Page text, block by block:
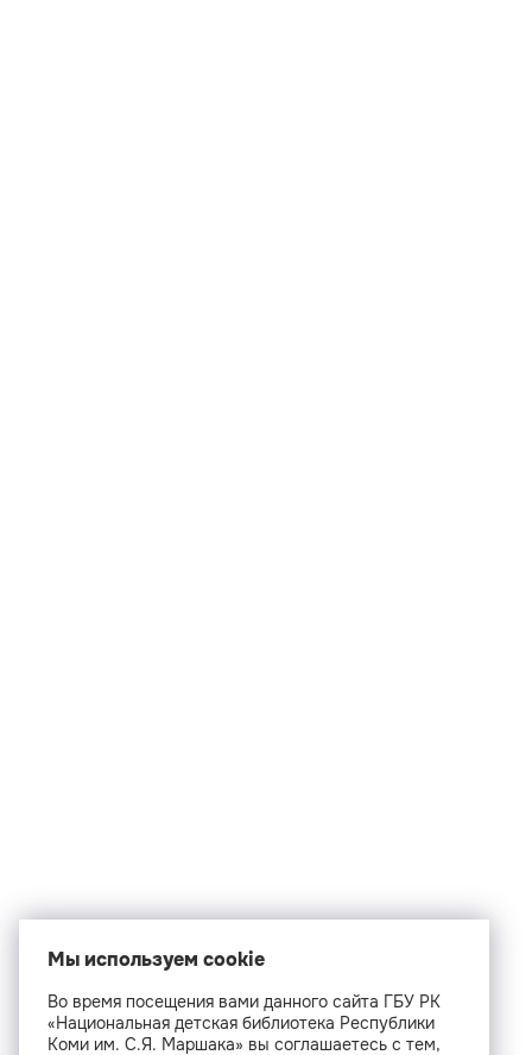
Мы используем cookie
Во время посещения вами данного сайта ГБУ РК
«Национальная детская библиотека Республики
Коми им. С.Я. Маршака» вы соглашаетесь с тем,